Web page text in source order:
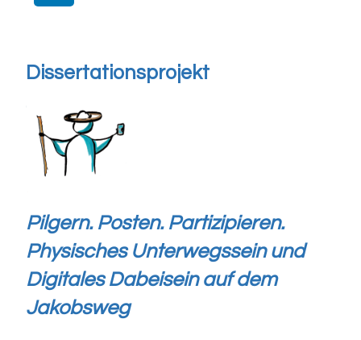
Dissertationsprojekt
Pilgern. Posten. Partizipieren.
Physisches Unterwegssein und
Digitales Dabeisein auf dem
Jakobsweg